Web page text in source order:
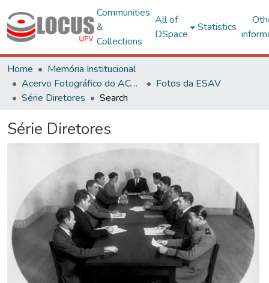
Communities
&
Collections
All of
DSpace
Statistics
Home
Memória Institucional
Acervo Fotográfico do ACH-UFV
Fotos da ESAV
Série Diretores
Search
Série Diretores